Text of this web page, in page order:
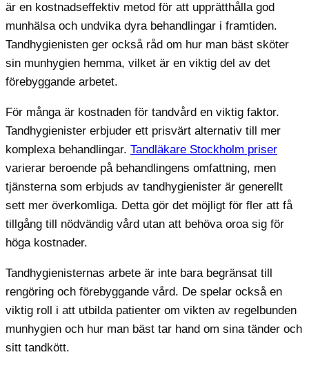
är en kostnadseffektiv metod för att upprätthålla god
munhälsa och undvika dyra behandlingar i framtiden.
Tandhygienisten ger också råd om hur man bäst sköter
sin munhygien hemma, vilket är en viktig del av det
förebyggande arbetet.
För många är kostnaden för tandvård en viktig faktor.
Tandhygienister erbjuder ett prisvärt alternativ till mer
komplexa behandlingar. Tandläkare Stockholm priser
varierar beroende på behandlingens omfattning, men
tjänsterna som erbjuds av tandhygienister är generellt
sett mer överkomliga. Detta gör det möjligt för fler att få
tillgång till nödvändig vård utan att behöva oroa sig för
höga kostnader.
Tandhygienisternas arbete är inte bara begränsat till
rengöring och förebyggande vård. De spelar också en
viktig roll i att utbilda patienter om vikten av regelbunden
munhygien och hur man bäst tar hand om sina tänder och
sitt tandkött.